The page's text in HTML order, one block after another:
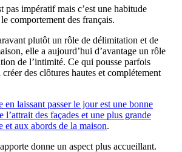
pas impératif mais c’est une habitude
comportement des français.
plutôt un rôle de délimitation et de
elle a aujourd’hui d’avantage un rôle
de l’intimité. Ce qui pousse parfois
des clôtures hautes et complétement
laissant passer le jour est une bonne
l’attrait des façades et une plus grande
et aux abords de la maison.
donne un aspect plus accueillant.